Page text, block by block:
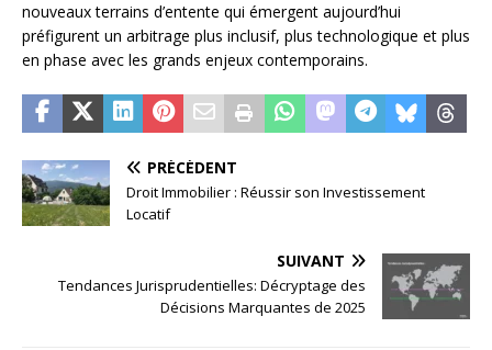
nouveaux terrains d’entente qui émergent aujourd’hui
préfigurent un arbitrage plus inclusif, plus technologique et plus
en phase avec les grands enjeux contemporains.
PRÉCÉDENT
Droit Immobilier : Réussir son Investissement
Locatif
SUIVANT
Tendances Jurisprudentielles: Décryptage des
Décisions Marquantes de 2025